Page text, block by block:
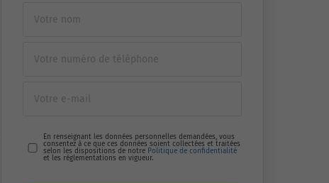
En renseignant les données personnelles demandées, vous
consentez à ce que ces données soient collectées et traitées
selon les dispositions de notre Politique de confidentialité
et les réglementations en vigueur.